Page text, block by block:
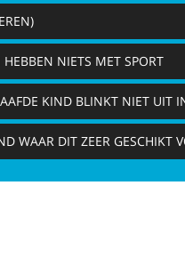
NIETS MET SPORT
KIND BLINKT NIET UIT
WAAR DIT ZEER GESCHIKT